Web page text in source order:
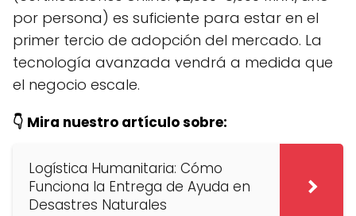
por persona) es suficiente para estar en el
primer tercio de adopción del mercado. La
tecnología avanzada vendrá a medida que
el negocio escale.
👇 Mira nuestro artículo sobre:
Logística Humanitaria: Cómo
Funciona la Entrega de Ayuda en
Desastres Naturales